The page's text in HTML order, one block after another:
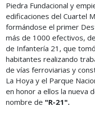
Piedra Fundacional y
edificaciones del Cuartel
formándose el primer
más de 1000 efectivos,
de Infantería 21, que
habitantes realizando
de vías ferroviarias y
La Hoya y el Parque
en honor a ellos la nueva
nombre de "R-21".